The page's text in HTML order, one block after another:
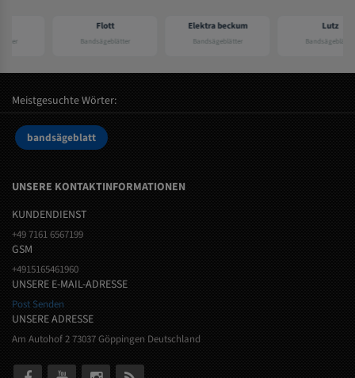
Bandsägeblätter
Elektra beckum
Bandsägeblätter Bandsägeblätter
Meistgesuchte Wörter:
bandsägeblatt
UNSERE KONTAKTINFORMATIONEN
KUNDENDIENST
+49 7161 6567199
GSM
+4915165461960
UNSERE E-MAIL-ADRESSE
Post Senden
UNSERE ADRESSE
Am Autohof 2 73037 Göppingen Deutschland